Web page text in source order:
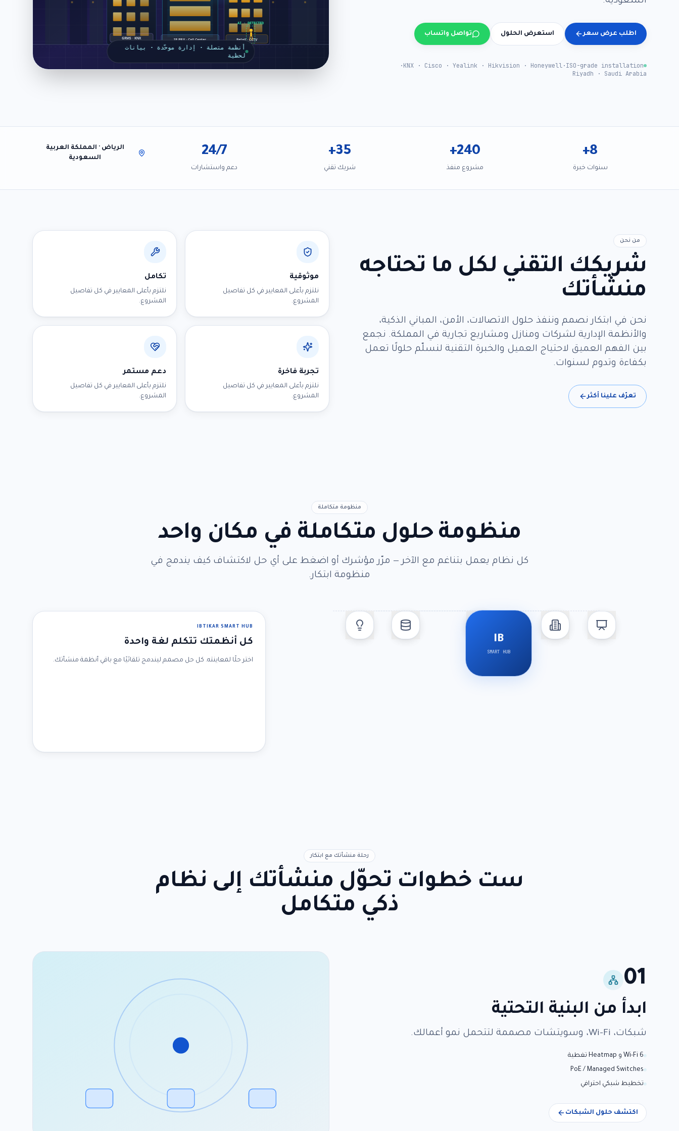
اطلب عرض سعر استعرض الحلول تواصل واتساب
ISO-grade installation
·
KNX · Cisco · Yealink · Hikvision · Honeywell
·
Riyadh · Saudi Arabia
GRMS · KNX IP PBX · Call Center Retail · CCTV
AI · DETECTED
أنظمة متصلة · إدارة موحّدة · بيانات
لحظية
+8
سنوات خبرة
+240
مشروع منفذ
+35
شريك تقني
24/7
دعم واستشارات
الرياض · المملكة العربية
السعودية
من نحن
شريكك التقني لكل ما تحتاجه
منشأتك
نحن في ابتكار نصمم وننفذ حلول الاتصالات، الأمن، المباني الذكية،
والأنظمة الإدارية لشركات ومنازل ومشاريع تجارية في المملكة. نجمع
بين الفهم العميق لاحتياج العميل والخبرة التقنية لنسلّم حلولًا تعمل
بكفاءة وتدوم لسنوات.
تعرّف علينا أكثر
موثوقية
نلتزم بأعلى المعايير في كل تفاصيل
المشروع.
تكامل
نلتزم بأعلى المعايير في كل تفاصيل
المشروع.
تجربة فاخرة
نلتزم بأعلى المعايير في كل تفاصيل
المشروع.
دعم مستمر
نلتزم بأعلى المعايير في كل تفاصيل
المشروع.
منظومة متكاملة
منظومة حلول متكاملة في مكان واحد
كل نظام يعمل بتناغم مع الآخر — مرّر مؤشرك أو اضغط على أي حل لاكتشاف كيف يندمج في
منظومة ابتكار.
IB
SMART HUB
IBTIKAR SMART HUB
كل أنظمتك تتكلم لغة واحدة
اختر حلًا لمعاينته. كل حل مصمم ليندمج تلقائيًا مع باقي أنظمة منشأتك.
رحلة منشأتك مع ابتكار
ست خطوات تحوّل منشأتك إلى نظام
ذكي متكامل
01
ابدأ من البنية التحتية
شبكات، Wi-Fi، وسويتشات مصممة لتتحمل نمو أعمالك.
Wi-Fi 6 و Heatmap تغطية
PoE / Managed Switches
تخطيط شبكي احترافي
اكتشف حلول الشبكات